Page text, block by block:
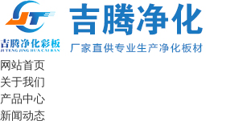
网站首页
关于我们
产品中心
新闻动态